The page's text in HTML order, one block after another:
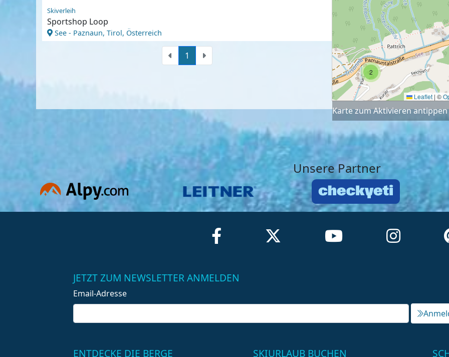
Skiverleih
Sportshop Loop
See - Paznaun, Tirol, Österreich
1
2
Leaflet | ©
Karte zum Aktivieren antippen
Unsere Partner
JETZT ZUM NEWSLETTER ANMELDEN
Email-Adresse
ENTDECKE DIE BERGE SKIURLAUB BUCHEN